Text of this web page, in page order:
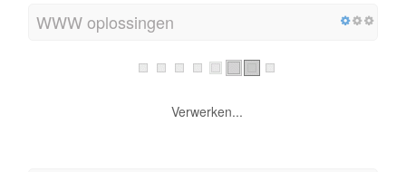
WWW oplossingen
Verwerken...